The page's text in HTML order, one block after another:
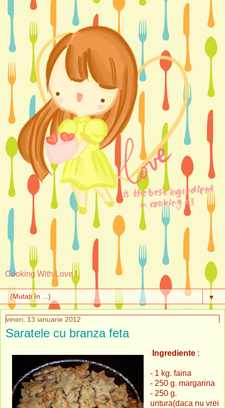
Cooking With Love !
▼
vineri, 13 ianuarie 2012
Saratele cu branza feta
Ingrediente :
- 1 kg. faina
- 250 g. margarina
- 250 g.
untura(daca nu vrei